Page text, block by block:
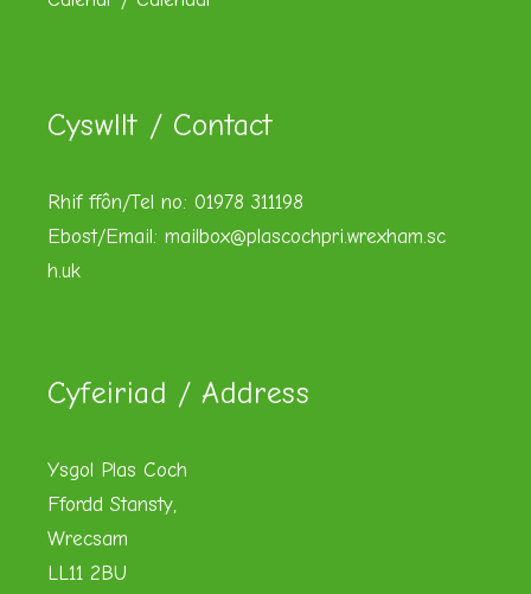
Cyswllt / Contact
Rhif ffôn/Tel no: 01978 311198
Ebost/Email: mailbox@plascochpri.wrexham.sc
h.uk
Cyfeiriad / Address
Ysgol Plas Coch
Ffordd Stansty,
Wrecsam
LL11 2BU